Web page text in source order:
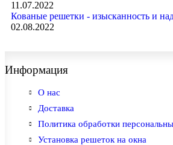
11.07.2022
Кованые решетки - изысканность и
02.08.2022
Информация
О нас
Доставка
Политика обработки
Установка решеток на окна